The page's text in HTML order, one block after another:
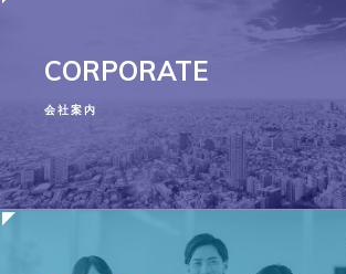
CORPORATE
会社案内